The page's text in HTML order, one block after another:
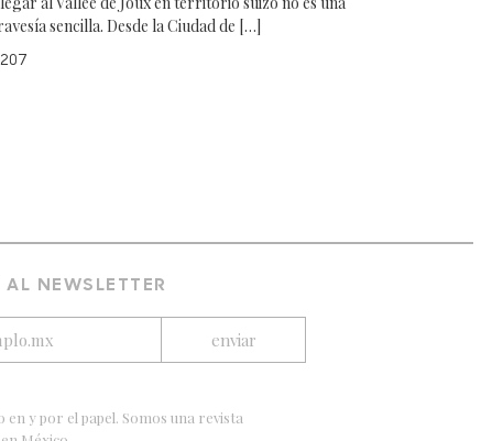
sencilla. Desde la Ciudad de […]
AL NEWSLETTER
en y por el papel. Somos una revista